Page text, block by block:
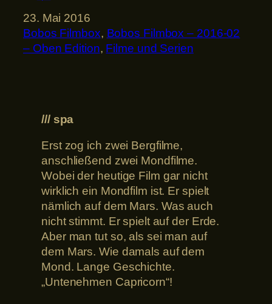
23. Mai 2016
Bobos Filmbox, Bobos Filmbox – 2016-02
– Oben Edition, Filme und Serien
/// spa
Erst zog ich zwei Bergfilme,
anschließend zwei Mondfilme.
Wobei der heutige Film gar nicht
wirklich ein Mondfilm ist. Er spielt
nämlich auf dem Mars. Was auch
nicht stimmt. Er spielt auf der Erde.
Aber man tut so, als sei man auf
dem Mars. Wie damals auf dem
Mond. Lange Geschichte.
„Untenehmen Capricorn“!